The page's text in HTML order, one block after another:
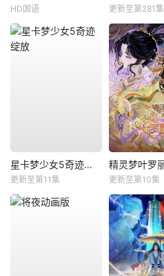
HD国语 更新至第281集
星卡梦少女5奇迹绽放
更新至第11集 更新至第10集